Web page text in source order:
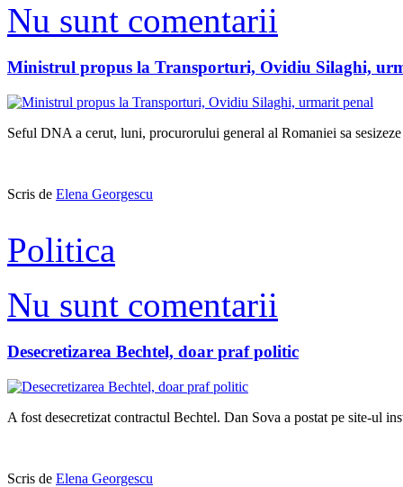
Nu sunt comentarii
Ministrul propus la Transporturi, Ovidiu Silaghi,
Seful DNA a cerut, luni, procurorului general al Romaniei sa
Scris de Elena Georgescu
Politica
Nu sunt comentarii
Desecretizarea Bechtel, doar praf politic
A fost desecretizat contractul Bechtel. Dan Sova a postat pe site-ul
Scris de Elena Georgescu